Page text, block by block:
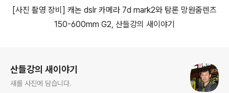
[사진 촬영 장비 ] 캐논 dslr 카메라 7d mark2와 탐론 망원줌렌즈
150-600mm G2, 산들강의 새이야기
산들강의 새이야기
새를 사진에 담습니다.